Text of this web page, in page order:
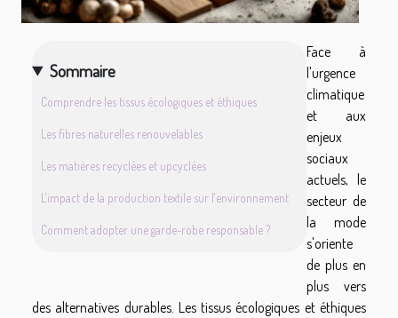
Sommaire
Comprendre les tissus écologiques et éthiques
Les fibres naturelles renouvelables
Les matières recyclées et upcyclées
L'impact de la production textile sur l'environnement
Comment adopter une garde-robe responsable ?
Face à
l'urgence
climatique
et aux
enjeux
sociaux
actuels, le
secteur de
la mode
s'oriente
de plus en
plus vers
des alternatives durables. Les tissus écologiques et éthiques